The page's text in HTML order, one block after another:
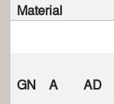
Material
GN A AD